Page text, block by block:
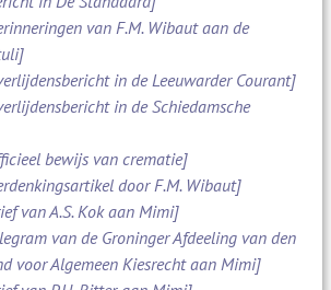
van F.M. Wibaut aan de
in de Leeuwarder Courant]
in de Schiedamsche
bewijs van crematie]
door F.M. Wibaut]
van A.S. Kok aan Mimi]
van de Groninger Afdeeling van den
voor Algemeen Kiesrecht aan Mimi]